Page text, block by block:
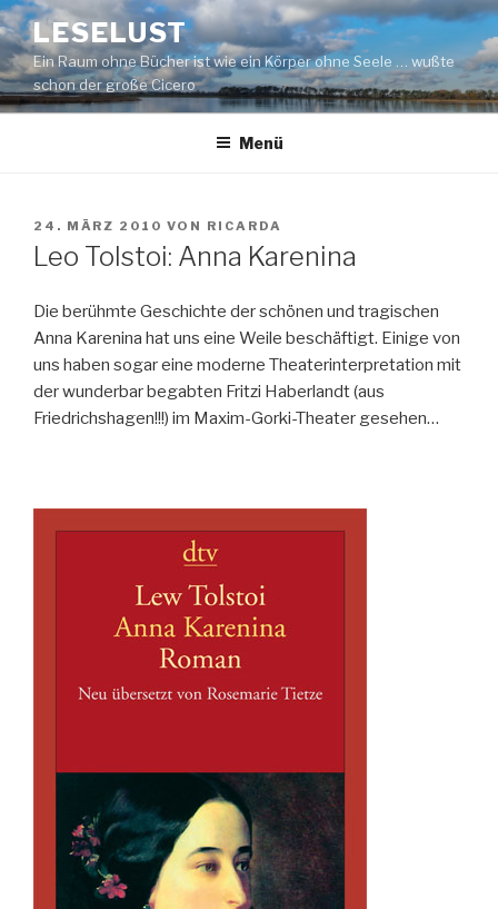
Zum
Inhalt
springen
LESELUST
Ein Raum ohne Bücher ist wie ein Körper ohne Seele … wußte
schon der große Cicero
Menü
VERÖFFENTLICHT
AM
24. MÄRZ 2010 VON RICARDA
Leo Tolstoi: Anna Karenina
Die berühmte Geschichte der schönen und tragischen
Anna Karenina hat uns eine Weile beschäftigt. Einige von
uns haben sogar eine moderne Theaterinterpretation mit
der wunderbar begabten Fritzi Haberlandt (aus
Friedrichshagen!!!) im Maxim-Gorki-Theater gesehen…